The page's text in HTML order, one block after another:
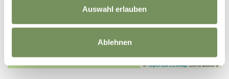
Auswahl erlauben
Ablehnen
©OpenStreetMapcontributors